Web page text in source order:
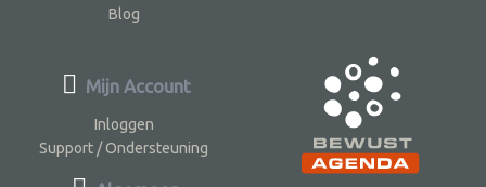
Blog
Mijn Account
Inloggen
Support / Ondersteuning